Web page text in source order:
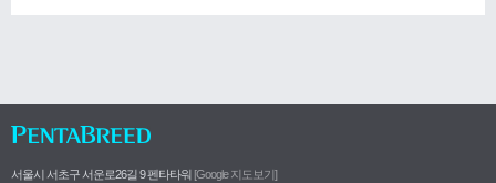
서울시 서초구 서운로26길 9 펜타타워 [Google 지도보기]